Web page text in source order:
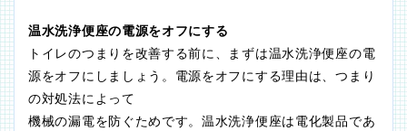
温水洗浄便座の電源をオフにする
トイレのつまりを改善する前に、まずは温水洗浄便座の電
源をオフにしましょう。電源をオフにする理由は、つまり
の対処法によって
機械の漏電を防ぐためです。温水洗浄便座は電化製品であ